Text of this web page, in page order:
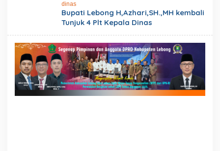
dinas
Bupati Lebong H,Azhari,SH.,MH kembali
Tunjuk 4 Plt Kepala Dinas